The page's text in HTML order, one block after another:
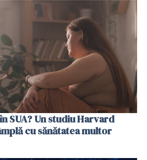
SUA? Un studiu Harvard
cu sănătatea multor